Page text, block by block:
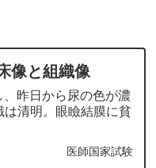
像と組織像
昨日から尿の色が濃
清明。眼瞼結膜に貧
医師国家試験